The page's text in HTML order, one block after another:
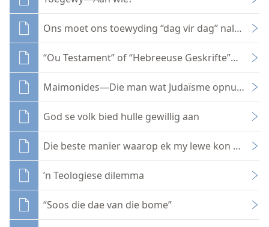
Ons moet ons toewyding “dag vir dag” naleef
“Ou Testament” of “Hebreeuse
Maimonides—Die man wat Judaïsme opnuut
God se volk bied hulle gewillig aan
Die beste manier waarop ek my lewe kon gebruik
’n Teologiese dilemma
“Soos die dae van die bome”